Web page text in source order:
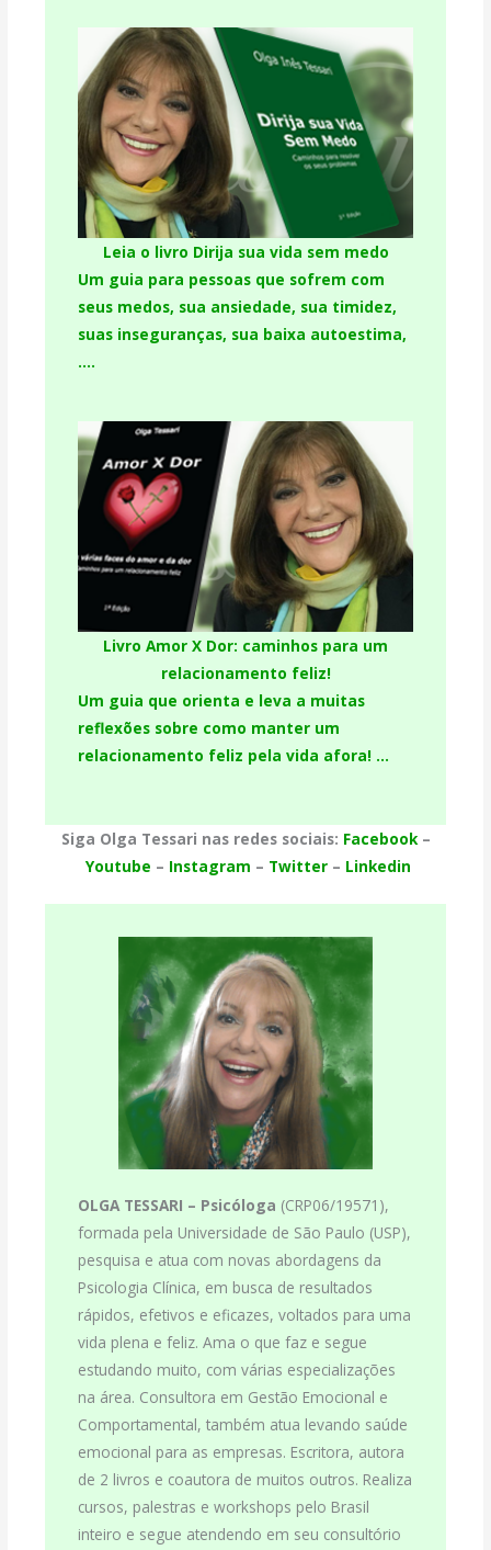
Leia o livro Dirija sua vida sem medo
Um guia para pessoas que sofrem com
seus medos, sua ansiedade, sua timidez,
suas inseguranças, sua baixa autoestima,
….
Livro Amor X Dor: caminhos para um
relacionamento feliz!
Um guia que orienta e leva a muitas
reflexões sobre como manter um
relacionamento feliz pela vida afora! …
Siga Olga Tessari nas redes sociais: Facebook–
Youtube – Instagram – Twitter– Linkedin
OLGA TESSARI – Psicóloga (CRP06/19571),
formada pela Universidade de São Paulo (USP),
pesquisa e atua com novas abordagens da
Psicologia Clínica, em busca de resultados
rápidos, efetivos e eficazes, voltados para uma
vida plena e feliz. Ama o que faz e segue
estudando muito, com várias especializações
na área. Consultora em Gestão Emocional e
Comportamental, também atua levando saúde
emocional para as empresas. Escritora, autora
de 2 livros e coautora de muitos outros. Realiza
cursos, palestras e workshops pelo Brasil
inteiro e segue atendendo em seu consultório